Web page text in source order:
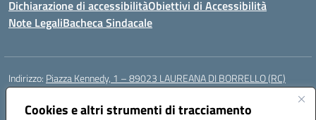
Cookies e altri strumenti di tracciamento
Dichiarazione di accessibilitàObiettivi di Accessibilità
Note LegaliBacheca Sindacale
Indirizzo: Piazza Kennedy, 1 – 89023 LAUREANA DI BORRELLO (RC)
Centralino:
Posta elettronica certificata (PEC):rcic84800t@pec.istruzione.it